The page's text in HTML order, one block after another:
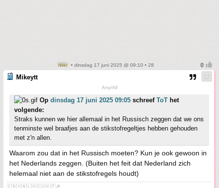
• dinsdag 17 juni 2025 @ 09:10 • 28
Mikeytt
Any/All
Op dinsdag 17 juni 2025 09:05 schreef ToT het
volgende:
Straks kunnen we hier allemaal in het Russisch zeggen dat we ons
tenminste wel braafjes aan de stikstofregeltjes hebben gehouden
met z'n allen.
Waarom zou dat in het Russisch moeten? Kun je ook gewoon in
het Nederlands zeggen. (Buiten het feit dat Nederland zich
helemaal niet aan de stikstofregels houdt)
🇨🇳🇻🇳🇱🇦🇨🇺🇰🇵☭